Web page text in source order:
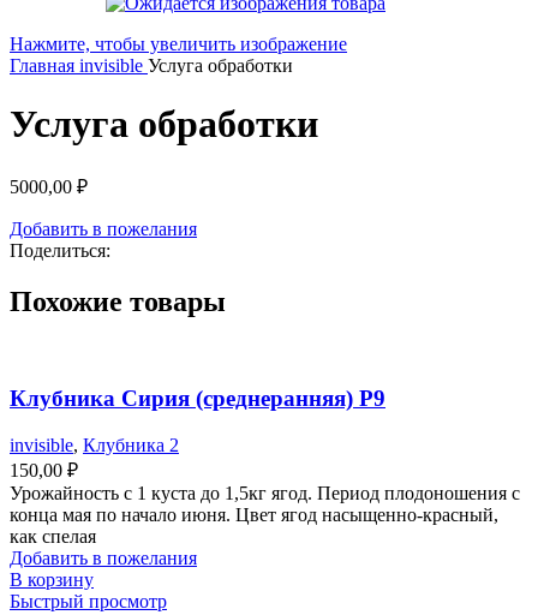
Нажмите, чтобы увеличить изображение
Главная invisible Услуга обработки
Услуга обработки
5000,00 ₽
Добавить в пожелания
Поделиться:
Похожие товары
Клубника Сирия (среднеранняя) Р9
invisible, Клубника 2
150,00 ₽
Урожайность с 1 куста до 1,5кг ягод. Период плодоношения с
конца мая по начало июня. Цвет ягод насыщенно-красный,
как спелая
Добавить в пожелания
В корзину
Быстрый просмотр